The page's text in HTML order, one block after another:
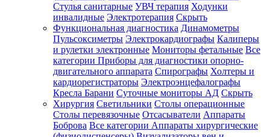
Стулья санитарные УВЧ терапия Ходунки
инвалидные Электротерапия Скрыть
Функциональная диагностика Динамометры
Пульсоксиметры Электрокардиографы Калиперы
и рулетки электронные Мониторы фетальные Все
категории Приборы для диагностики опорно-
двигательного аппарата Спирографы Холтеры и
кардиорегистраторы Электроэнцефалографы
Кресла Барани Суточные мониторы АД Скрыть
Хирургия Светильники Столы операционные
Столы перевязочные Отсасыватели Аппараты
Боброва Все категории Аппараты хирургические